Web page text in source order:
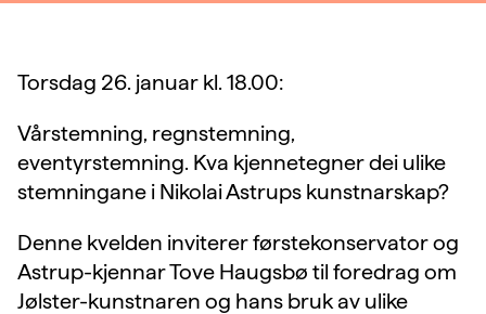
Torsdag 26. januar kl. 18.00:
Vårstemning, regnstemning,
eventyrstemning. Kva kjennetegner dei ulike
stemningane i Nikolai Astrups kunstnarskap?
Denne kvelden inviterer førstekonservator og
Astrup-kjennar Tove Haugsbø til foredrag om
Jølster-kunstnaren og hans bruk av ulike